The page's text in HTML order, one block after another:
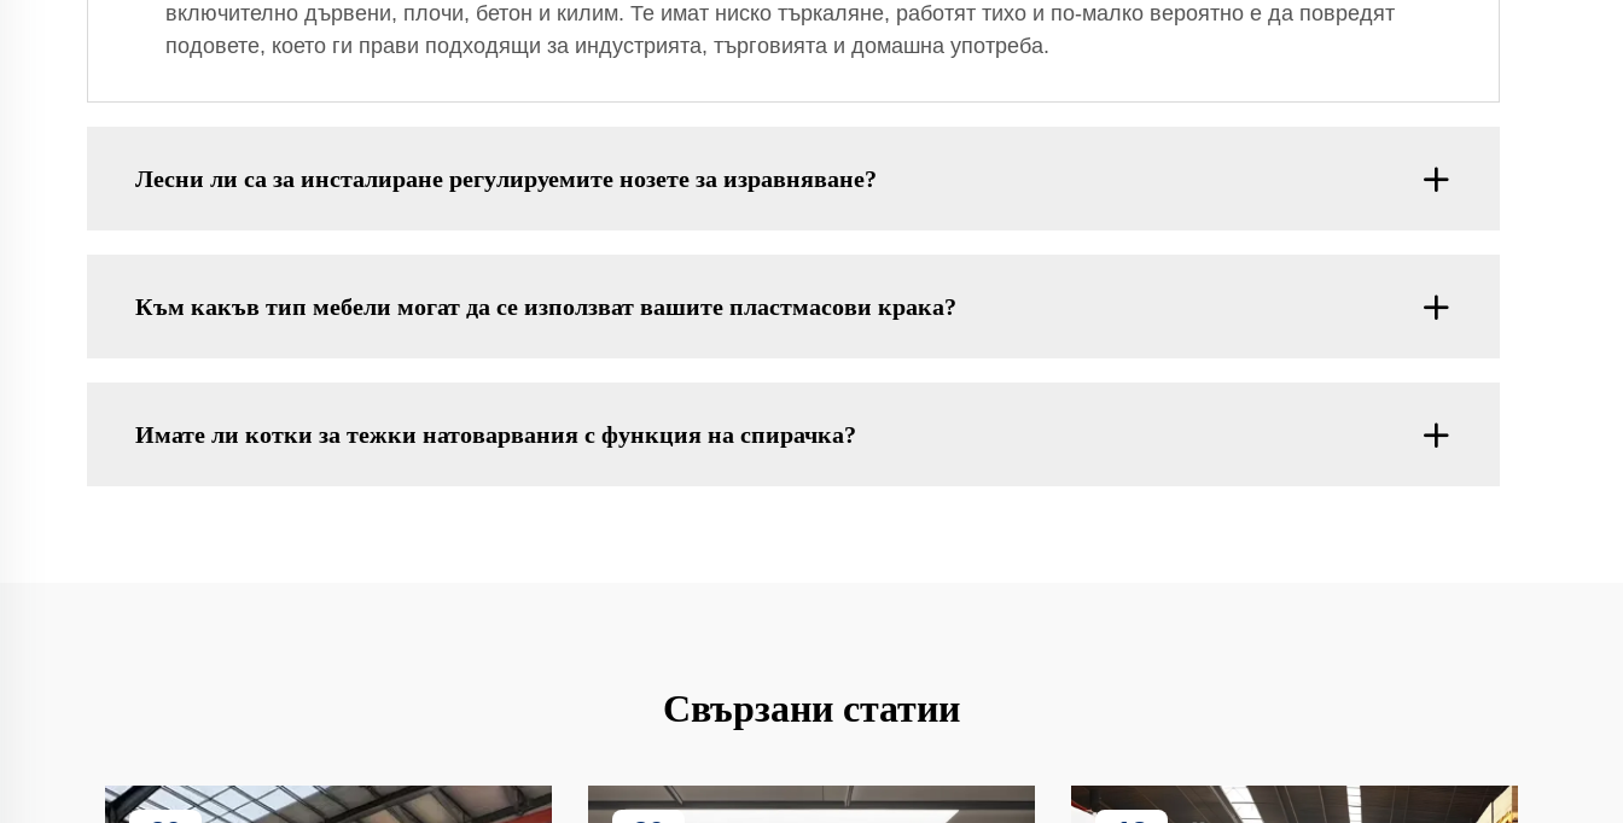
включително дървени, плочи, бетон и килим. Те имат ниско търкаляне, работят тихо и по-малко вероятно е да повредят
подовете, което ги прави подходящи за индустрията, търговията и домашна употреба.
Лесни ли са за инсталиране регулируемите нозете за изравняване?
Към какъв тип мебели могат да се използват вашите пластмасови крака?
Имате ли котки за тежки натоварвания с функция на спирачка?
Свързани статии